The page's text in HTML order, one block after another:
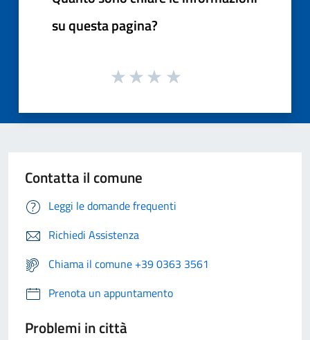
su questa pagina?
Contatta il comune
Leggi le domande frequenti
Richiedi Assistenza
Chiama il comune +39 0363 3561
Prenota un appuntamento
Problemi in città